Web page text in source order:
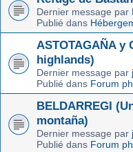
Dernier message par
Publié dans
ASTOTAGAÑA y
highlands)
Dernier message par
Publié dans Forum
BELDARREGI
montaña)
Dernier message par
Publié dans Forum